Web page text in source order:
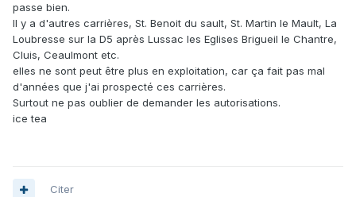
passe bien.
Il y a d'autres carrières, St. Benoit du sault, St. Martin le Mault, La
Loubresse sur la D5 après Lussac les Eglises Brigueil le Chantre,
Cluis, Ceaulmont etc.
elles ne sont peut être plus en exploitation, car ça fait pas mal
d'années que j'ai prospecté ces carrières.
Surtout ne pas oublier de demander les autorisations.
ice tea
Citer